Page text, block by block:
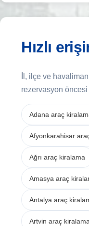
Hızlı
İl, ilçe ve
rezervasyon
Adana araç
Afyonkarahisar
Ağrı araç kiralama
Amasya araç
Antalya araç
Artvin araç